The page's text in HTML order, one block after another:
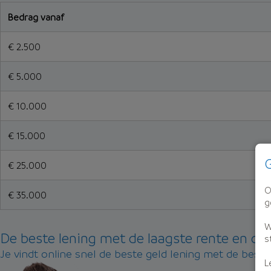
Bedrag vanaf
€ 2.500
€ 5.000
€ 10.000
€ 15.000
€ 25.000
€ 35.000
De beste lening met de laagste rente en
Je vindt online snel de beste geld lening met de beste